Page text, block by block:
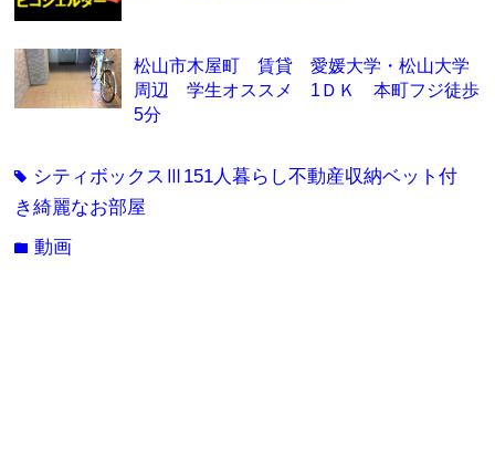
松山市木屋町 賃貸 愛媛大学・松山大学
周辺 学生オススメ 1ＤＫ 本町フジ徒歩
5分
tag シティボックスⅢ151人暮らし不動産収納ベット付
き綺麗なお部屋
folder動画